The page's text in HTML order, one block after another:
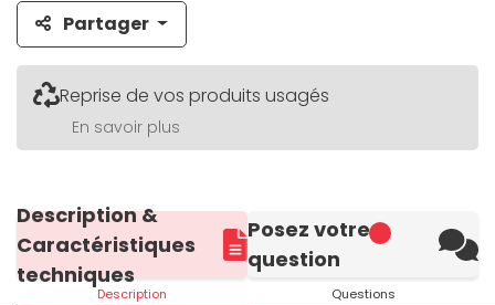
Partager
Reprise de vos produits usagés
En savoir plus
Description &
Caractéristiques
techniques
Description
Posez votre
question
Questions